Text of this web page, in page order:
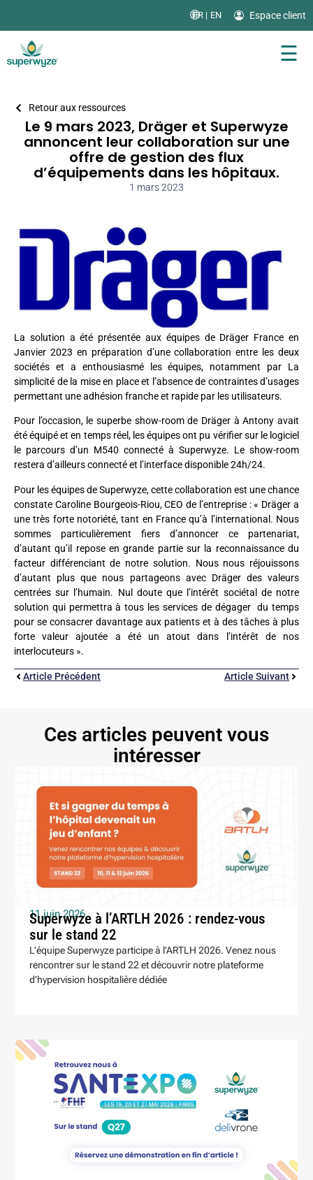
FR | EN Espace client
☰
Retour aux ressources
Le 9 mars 2023, Dräger et Superwyze
annoncent leur collaboration sur une
offre de gestion des flux
d’équipements dans les hôpitaux.
1 mars 2023
La solution a été présentée aux équipes de Dräger France en
Janvier 2023 en préparation d’une collaboration entre les deux
sociétés et a enthousiasmé les équipes, notamment par La
simplicité de la mise en placeet l’absence de contraintes d’usages
permettant une adhésion franche et rapide par les utilisateurs.
Pour l’occasion, le superbe show-room de Dräger à Antony avait
été équipé et en temps réel, les équipes ont pu vérifier sur le logiciel
le parcours d’un M540 connecté à Superwyze. Le show-room
restera d’ailleurs connecté et l’interface disponible 24h/24.
Pour les équipes de Superwyze, cette collaboration est une chance
constate Caroline Bourgeois-Riou, CEO de l’entreprise : « Dräger a
une très forte notoriété, tant en France qu’à l’international. Nous
sommes particulièrement fiers d’annoncer ce partenariat,
d’autant qu’il repose en grande partie sur la reconnaissance du
facteur différenciant de notre solution. Nous nous réjouissons
d’autant plus que nous partageons avec Dräger des valeurs
centrées sur l’humain. Nul doute que l’intérêt sociétal de notre
solution qui permettra à tous les services de dégager du temps
pour se consacrer davantage aux patients et à des tâches à plus
forte valeur ajoutée a été un atout dans l’intérêt de nos
interlocuteurs ».
Article Précédent Article Suivant
Ces articles peuvent vous
intéresser
11 juin 2026
Superwyze à l’ARTLH 2026 : rendez-vous
sur le stand 22
L’équipe Superwyze participe à l’ARTLH 2026. Venez nous
rencontrer sur le stand 22 et découvrir notre plateforme
d’hypervision hospitalière dédiée